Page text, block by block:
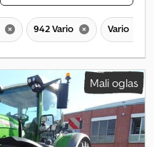
942 Vario Vario
Mali oglas